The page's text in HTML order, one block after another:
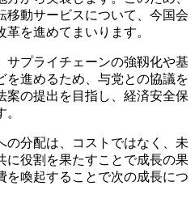
移動サービスについて、今国会
を進めてまいります。
プライチェーンの強靱化や基
を進めるため、与党との協議を
案の提出を目指し、経済安全保
分配は、コストではなく、未
に役割を果たすことで成長の果
を喚起することで次の成長につ